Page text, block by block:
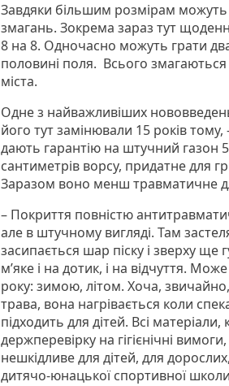
Завдяки більшим розмірам
змагань. Зокрема зараз тут
8 на 8. Одночасно можуть грати
половині поля. Всього
міста.
Одне з найважливіших
його тут замінювали 15 років
дають гарантію на штучний газон
сантиметрів ворсу, придатне для
Заразом воно менш травматичне
– Покриття повністю
але в штучному вигляді. Там
засипається шар піску і зверху
м’яке і на дотик, і на відчуття.
року: зимою, літом. Хоча,
трава, вона нагрівається коли
підходить для дітей. Всі
держперевірку на гігієнічні
нешкідливе для дітей, для
дитячо-юнацької спортивної